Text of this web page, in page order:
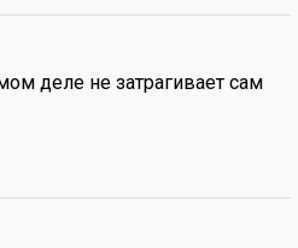
деле не затрагивает сам